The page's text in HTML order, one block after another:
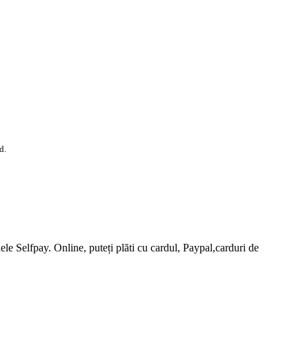
Selfpay. Online, puteți plăti cu cardul, Paypal,carduri de